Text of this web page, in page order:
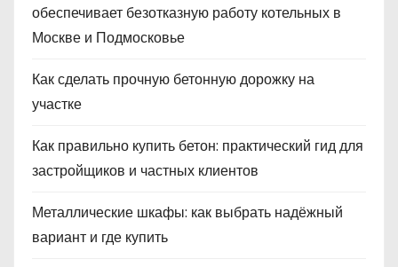
обеспечивает безотказную работу котельных в
Москве и Подмосковье
Как сделать прочную бетонную дорожку на
участке
Как правильно купить бетон: практический гид для
застройщиков и частных клиентов
Металлические шкафы: как выбрать надёжный
вариант и где купить